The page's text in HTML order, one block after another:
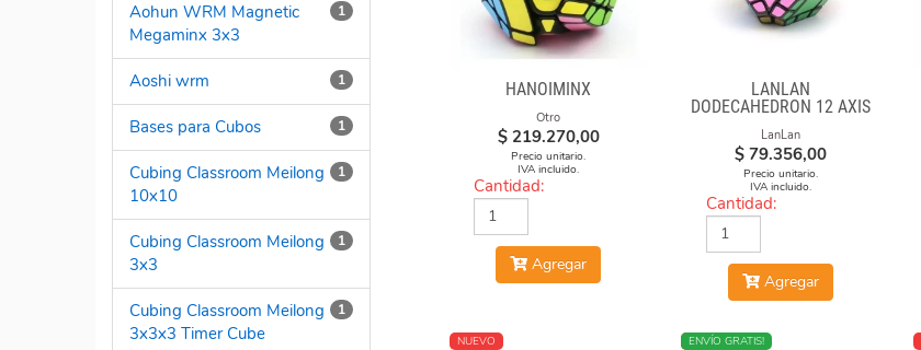
1
Aohun WRM Magnetic
Megaminx 3x3
1
Aoshi wrm
1
Bases para Cubos
1
Cubing Classroom Meilong
10x10
1
Cubing Classroom Meilong
3x3
1
Cubing Classroom Meilong
3x3x3 Timer Cube
HANOIMINX
Otro
$ 219.270,00
Precio unitario.
IVA incluido.
Cantidad:
Agregar
LANLAN
DODECAHEDRON 12 AXIS
LanLan
$ 79.356,00
Precio unitario.
IVA incluido.
Cantidad:
Agregar
NUEVO NUEVO
ENVÍO GRATIS!